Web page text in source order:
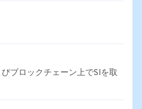
ブロックチェーン上でSIを取